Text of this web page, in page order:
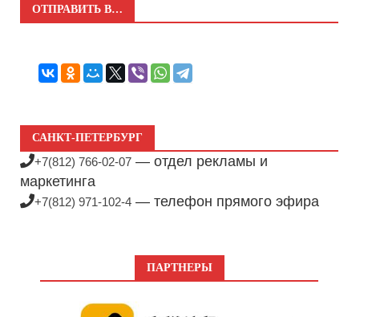
ОТПРАВИТЬ В…
САНКТ-ПЕТЕРБУРГ
+7(812) 766-02-07 — отдел рекламы и
маркетинга
+7(812) 971-102-4 — телефон прямого эфира
ПАРТНЕРЫ